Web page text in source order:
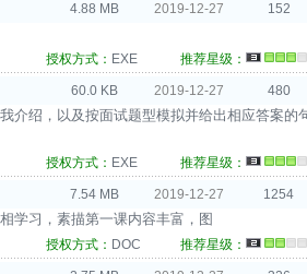
4.88 MB 2019-12-27 152
授权方式： EXE 推荐星级：
60.0 KB 2019-12-27 480
介绍，以及按面试题型模拟并给出相应答案的
授权方式： EXE 推荐星级：
7.54 MB 2019-12-27 1254
学习，素描第一课内容丰富，图
授权方式： DOC 推荐星级：